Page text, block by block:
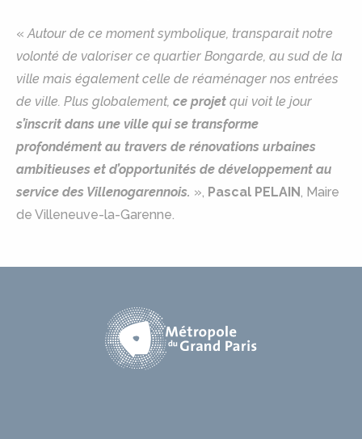
«Autour de ce moment symbolique, transparait notre
volonté de valoriser ce quartier Bongarde, au sud de la
ville mais également celle de réaménager nos entrées
de ville. Plus globalement, ce projet qui voit le jour
s’inscrit dans une ville qui se transforme
profondément au travers de rénovations urbaines
ambitieuses et d’opportunités de développement au
service des Villenogarennois. », Pascal PELAIN, Maire
de Villeneuve-la-Garenne.